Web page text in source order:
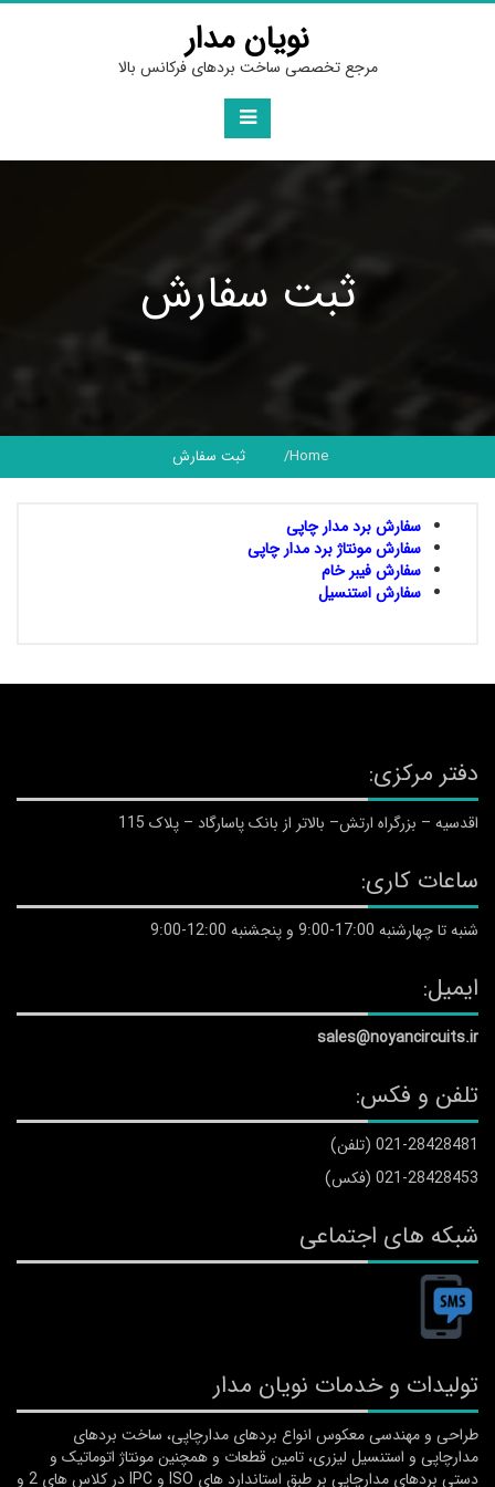
Skip
نویان مدار
مرجع تخصصی ساخت بردهای فرکانس بالا
ثبت سفارش
Home ثبت سفارش
سفارش برد مدار چاپی
سفارش مونتاژ برد مدار چاپی
سفارش فیبر خام
سفارش استنسیل
دفتر مرکزی:
اقدسیه – بزرگراه ارتش– بالاتر از بانک پاسارگاد – پلاک 115
ساعات کاری:
شنبه تا چهارشنبه 17:00-9:00 و پنجشنبه 12:00-9:00
ایمیل:
sales@noyancircuits.ir
تلفن و فکس:
021-28428481 (تلفن)
021-28428453 (فکس)
شبکه های اجتماعی
تولیدات و خدمات نویان مدار
طراحی و مهندسی معکوس انواع بردهای مدارچاپی، ساخت بردهای
مدارچاپی و استنسیل لیزری، تامین قطعات و همچنین مونتاژ اتوماتیک و
دستی بردهای مدارچاپی بر طبق استاندارد های ISO و IPC در کلاس های 2 و